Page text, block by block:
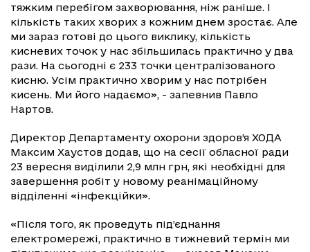
тяжким перебігом захворювання, ніж раніше. І
кількість таких хворих з кожним днем зростає. Але
ми зараз готові до цього виклику, кількість
кисневих точок у нас збільшилась практично у два
рази. На сьогодні є 233 точки централізованого
кисню. Усім практично хворим у нас потрібен
кисень. Ми його надаємо», - запевнив Павло
Нартов.
Директор Департаменту охорони здоров’я ХОДА
Максим Хаустов додав, що на сесії обласної ради
23 вересня виділили 2,9 млн грн, які необхідні для
завершення робіт у новому реанімаційному
відділенні «інфекційки».
«Після того, як проведуть під’єднання
електромережі, практично в тижневий термін ми